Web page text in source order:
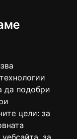
да подобри
цели: за
за